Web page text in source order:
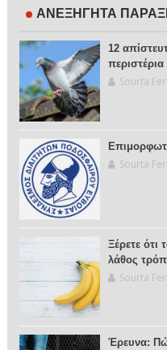
ΑΝΕΞΗΓΗΤΑ
12
περιστέρια
Sourta
Sourta
Ξέρετε ότι
λάθος
Sourta
Έρευνα: